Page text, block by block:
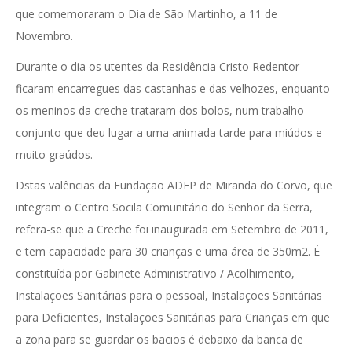
que comemoraram o Dia de São Martinho, a 11 de
Novembro.
Durante o dia os utentes da Residência Cristo Redentor
ficaram encarregues das castanhas e das velhozes, enquanto
os meninos da creche trataram dos bolos, num trabalho
conjunto que deu lugar a uma animada tarde para miúdos e
muito graúdos.
Dstas valências da Fundação ADFP de Miranda do Corvo, que
integram o Centro Socila Comunitário do Senhor da Serra,
refera-se que a Creche foi inaugurada em Setembro de 2011,
e tem capacidade para 30 crianças e uma área de 350m2. É
constituída por Gabinete Administrativo / Acolhimento,
Instalações Sanitárias para o pessoal, Instalações Sanitárias
para Deficientes, Instalações Sanitárias para Crianças em que
a zona para se guardar os bacios é debaixo da banca de